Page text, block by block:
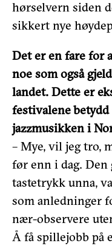
hørselvern siden
sikkert nye
Det er en fare for
noe som også
landet. Dette er
festivalene
jazzmusikken i
– Mye, vil jeg tro,
før enn i dag. Den
tastetrykk unna,
som anledninger
nær-observere
Å få spillejobb på